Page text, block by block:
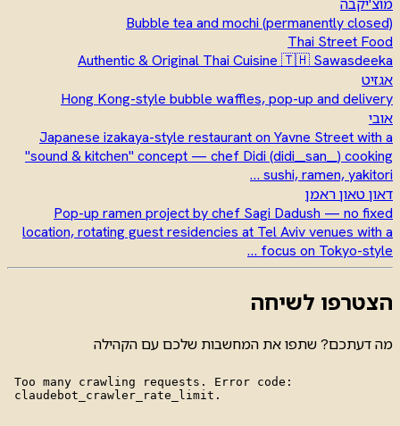
מוצ'יקבה
Bubble tea and mochi (permanently closed)
Thai Street Food
Authentic & Original Thai Cuisine 🇹🇭 Sawasdeeka
אגזיט
Hong Kong-style bubble waffles, pop-up and delivery
אובי
Japanese izakaya-style restaurant on Yavne Street with a
"sound & kitchen" concept — chef Didi (didi__san__) cooking
sushi, ramen, yakitori …
דאון טאון ראמן
Pop-up ramen project by chef Sagi Dadush — no fixed
location, rotating guest residencies at Tel Aviv venues with a
focus on Tokyo-style …
הצטרפו לשיחה
מה דעתכם? שתפו את המחשבות שלכם עם הקהילה